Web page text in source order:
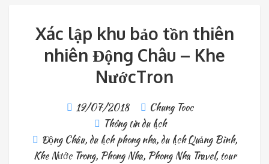
Xác lập khu bảo tồn thiên
nhiên Động Châu – Khe
NướcTron
19/07/2018
Chung Tooc
Thông tin du lịch
Động Châu,du lịch phong nha,du lịch Quảng Bình,
Khe Nước Trong, Phong Nha, Phong Nha Travel,tour